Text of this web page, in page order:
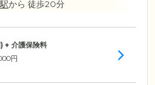
から 徒歩20分
+ 介護保険料
円